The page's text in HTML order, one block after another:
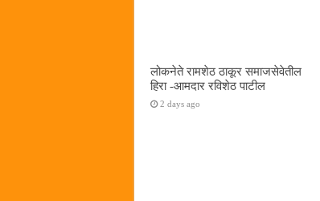
लोकनेते रामशेठ ठाकूर समाजसेवेतील
हिरा -आमदार रविशेठ पाटील
2 days ago